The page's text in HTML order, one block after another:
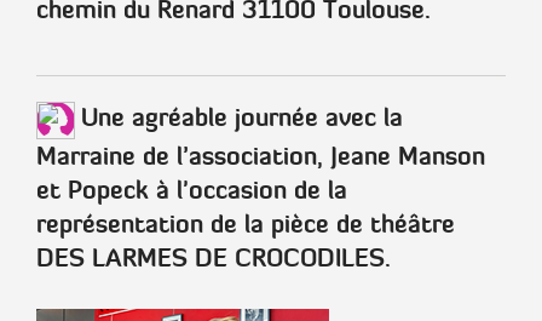
chemin du Renard 31100 Toulouse.
Une agréable journée avec la
Marraine de l’association, Jeane Manson
et Popeck à l'occasion de la
représentation de la pièce de théâtre
DES LARMES DE CROCODILES.